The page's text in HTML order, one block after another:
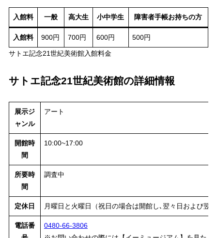
入館料 一般 高大生 小中学生 障害者手帳お持ちの方
入館料 900円 700円 600円 500円
サトエ記念21世紀美術館入館料金
サトエ記念21世紀美術館の詳細情報
展示ジ
ャンル
アート
開館時
間
10:00~17:00
所要時
間
調査中
定休日 月曜日と火曜日（祝日の場合は開館し､翌々日および翌
電話番
0480-66-3806